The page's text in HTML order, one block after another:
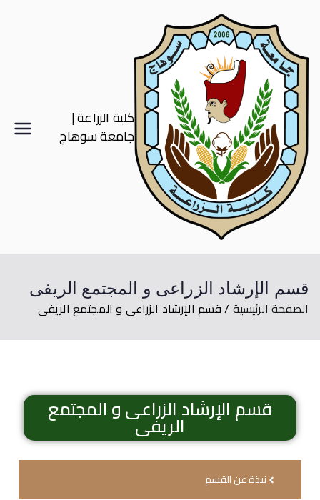
كلية الزراعة |
جامعة سوهاج
قسم الإرشاد الزراعى و المجتمع الريفى
الصفحة الرئيسية قسم الإرشاد الزراعى و المجتمع الريفى
قسم الإرشاد الزراعى و المجتمع
الريفى
نبذة عن القسم